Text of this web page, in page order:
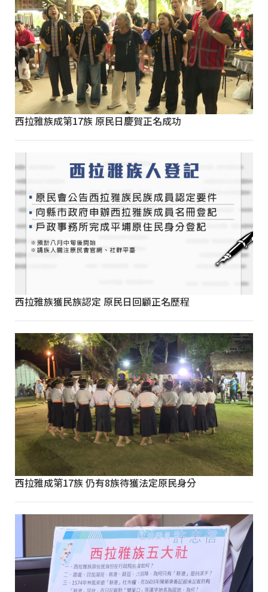
西拉雅族成第17族 原民日慶賀正名成功
西拉雅族獲民族認定 原民日回顧正名歷程
西拉雅成第17族 仍有8族待獲法定原民身分